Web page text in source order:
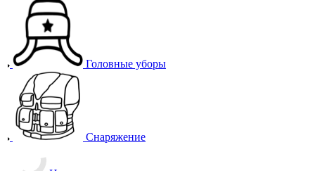
Головные уборы
Снаряжение